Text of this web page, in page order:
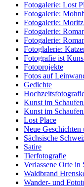
Fotogalerie: Lost
Fotogalerie:
Fotogalerie:
Fotogalerie:
Fotogalerie:
Fotoglalerie:
Fotografie ist
Fotoprojekte
Fotos auf
Gedichte
Kunst im
Kunst im
Lost Place
Neue Geschichten
Sächsische
Satire
Tierfotografie
Verlassene Orte in
Waldbrand
Wander- und